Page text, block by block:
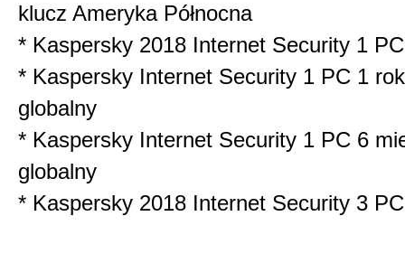
klucz Ameryka Północna
* Kaspersky 2018 Internet Security 1
* Kaspersky Internet Security 1 PC 1
globalny
* Kaspersky Internet Security 1 PC 6
globalny
* Kaspersky 2018 Internet Security 3